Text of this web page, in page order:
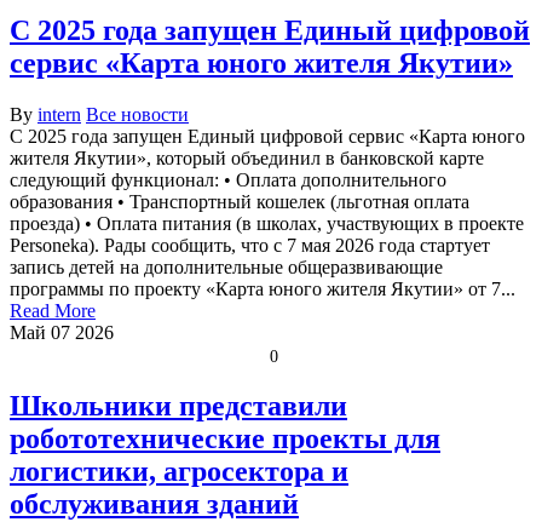
С 2025 года запущен Единый цифровой
сервис «Карта юного жителя Якутии»
By intern Все новости
С 2025 года запущен Единый цифровой сервис «Карта юного
жителя Якутии», который объединил в банковской карте
следующий функционал: • Оплата дополнительного
образования • Транспортный кошелек (льготная оплата
проезда) • Оплата питания (в школах, участвующих в проекте
Personeka). Рады сообщить, что с 7 мая 2026 года стартует
запись детей на дополнительные общеразвивающие
программы по проекту «Карта юного жителя Якутии» от 7...
Read More
Май 07 2026
0
Школьники представили
робототехнические проекты для
логистики, агросектора и
обслуживания зданий